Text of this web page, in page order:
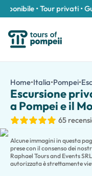
• Tour privati •
/it/tour/escursione-
Escursione privata dal
Sfrutta al massimo la tua
Viaggia nel comfort di
Prosegui verso ilParco
Le famiglie che
Con trasporto privato,
Home•Italia•Pompei•
Escursione
a Pompei e il
65
Escursioni a terra
Alcune immagini in questa
prese con il consenso dei
Raphael Tours and Events
autorizzata è strettamente